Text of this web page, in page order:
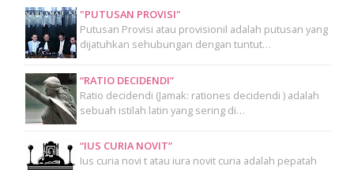
"PUTUSAN PROVISI"
Putusan Provisi atau provisionil adalah putusan yang
dijatuhkan sehubungan dengan tuntut…
“RATIO DECIDENDI”
Ratio decidendi (Jamak: rationes decidendi ) adalah
sebuah istilah latin yang sering di…
“IUS CURIA NOVIT”
Ius curia novi t atau iura novit curia adalah pepatah